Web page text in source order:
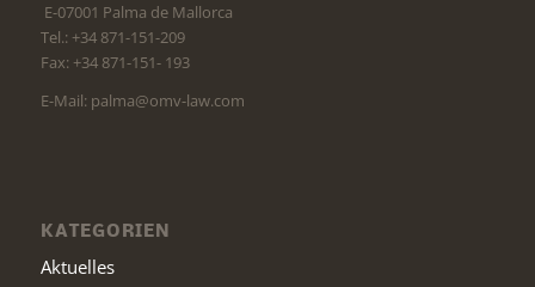
E-07001 Palma de Mallorca
Tel.: +34 871-151-209
Fax: +34 871-151- 193
E-Mail: palma@omv-law.com
KATEGORIEN
Aktuelles